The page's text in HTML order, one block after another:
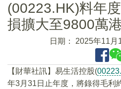
(00223.HK)料年
損擴大至9800萬
日期： 2025年11月
【財華社訊】易生活控股(
年3月31日止年度，將錄得毛利